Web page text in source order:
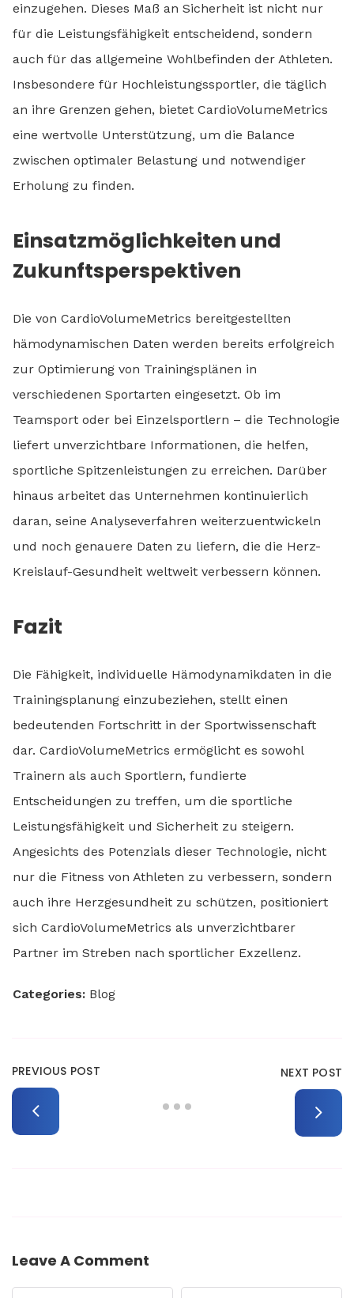
einzugehen. Dieses Maß an Sicherheit ist nicht nur
für die Leistungsfähigkeit entscheidend, sondern
auch für das allgemeine Wohlbefinden der Athleten.
Insbesondere für Hochleistungssportler, die täglich
an ihre Grenzen gehen, bietet CardioVolumeMetrics
eine wertvolle Unterstützung, um die Balance
zwischen optimaler Belastung und notwendiger
Erholung zu finden.
Einsatzmöglichkeiten und
Zukunftsperspektiven
Die von CardioVolumeMetrics bereitgestellten
hämodynamischen Daten werden bereits erfolgreich
zur Optimierung von Trainingsplänen in
verschiedenen Sportarten eingesetzt. Ob im
Teamsport oder bei Einzelsportlern – die Technologie
liefert unverzichtbare Informationen, die helfen,
sportliche Spitzenleistungen zu erreichen. Darüber
hinaus arbeitet das Unternehmen kontinuierlich
daran, seine Analyseverfahren weiterzuentwickeln
und noch genauere Daten zu liefern, die die Herz-
Kreislauf-Gesundheit weltweit verbessern können.
Fazit
Die Fähigkeit, individuelle Hämodynamikdaten in die
Trainingsplanung einzubeziehen, stellt einen
bedeutenden Fortschritt in der Sportwissenschaft
dar. CardioVolumeMetrics ermöglicht es sowohl
Trainern als auch Sportlern, fundierte
Entscheidungen zu treffen, um die sportliche
Leistungsfähigkeit und Sicherheit zu steigern.
Angesichts des Potenzials dieser Technologie, nicht
nur die Fitness von Athleten zu verbessern, sondern
auch ihre Herzgesundheit zu schützen, positioniert
sich CardioVolumeMetrics als unverzichtbarer
Partner im Streben nach sportlicher Exzellenz.
Categories: Blog
PREVIOUS POST NEXT POST
Leave A Comment